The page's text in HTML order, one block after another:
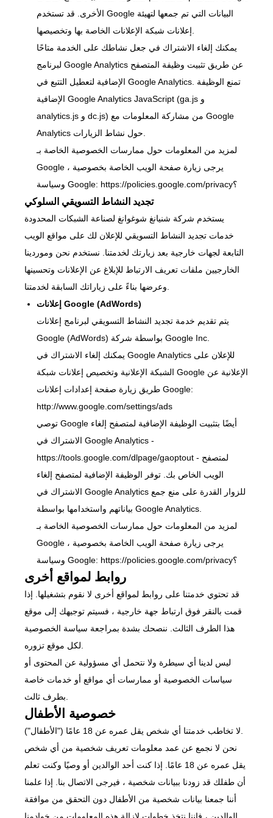
الأخرى. قد تستخدم Google البيانات التي تم جمعها لتهيئة
يمكنك إلغاء الاشتراك في جعل نشاطك على الخدمة متاحًا
لبرنامج Google Analytics عن طريق تثبيت وظيفة المتصفح
الإضافية لتعطيل التتبع في Google Analytics. تمنع الوظيفة
الإضافية Google Analytics JavaScript (ga.js و
analytics.js و dc.js) من مشاركة المعلومات مع Google
لمزيد من المعلومات حول ممارسات الخصوصية الخاصة بـ
Google ، يرجى زيارة صفحة الويب الخاصة بخصوصية
وسياسة Google:
https://policies.google.com/privacy؟
تجديد النشاط التسويقي السلوكي
يستخدم شركة شنيانغ شوغوانغ لصناعة الشبكات المحدودة
خدمات تجديد النشاط التسويقي للإعلان لك على مواقع الويب
التابعة لجهات خارجية بعد زيارتك لخدمتنا. نستخدم نحن وموردينا
الخارجيين ملفات تعريف الارتباط للإبلاغ عن الإعلانات وتحسينها
إعلانات Google (AdWords)
يتم تقديم خدمة تجديد النشاط التسويقي لبرنامج إعلانات
Google (AdWords) بواسطة شركة Google Inc.
يمكنك إلغاء الاشتراك في Google Analytics للإعلان على
الشبكة الإعلانية وتخصيص إعلانات شبكة Google الإعلانية عن
طريق زيارة صفحة إعدادات إعلانات Google:
http://www.google.com/settings/ads
توصي Google أيضًا بتثبيت الوظيفة الإضافية لمتصفح إلغاء
الاشتراك في Google Analytics -
https://tools.google.com/dlpage/gaoptout - لمتصفح
الويب الخاص بك. توفر الوظيفة الإضافية لمتصفح إلغاء
الاشتراك في Google Analytics للزوار القدرة على منع جمع
بياناتهم واستخدامها بواسطة Google Analytics.
لمزيد من المعلومات حول ممارسات الخصوصية الخاصة بـ
Google ، يرجى زيارة صفحة الويب الخاصة بخصوصية
وسياسة Google:
https://policies.google.com/privacy؟
روابط لمواقع أخرى
قد تحتوي خدمتنا على روابط لمواقع أخرى لا نقوم بتشغيلها. إذا
قمت بالنقر فوق ارتباط جهة خارجية ، فسيتم توجيهك إلى موقع
هذا الطرف الثالث. ننصحك بشدة بمراجعة سياسة الخصوصية
ليس لدينا أي سيطرة ولا نتحمل أي مسؤولية عن المحتوى أو
سياسات الخصوصية أو ممارسات أي مواقع أو خدمات خاصة
خصوصية الأطفال
نحن لا نجمع عن عمد معلومات تعريف شخصية من أي شخص
يقل عمره عن 18 عامًا. إذا كنت أحد الوالدين أو وصيًا وكنت تعلم
أن طفلك قد زودنا ببيانات شخصية ، فيرجى الاتصال بنا. إذا علمنا
أننا جمعنا بيانات شخصية من الأطفال دون التحقق من موافقة